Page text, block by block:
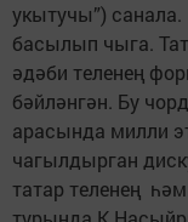
укытучы”)
басылып чыга.
әдәби теленең
бәйләнгән. Бу
арасында милли
чагылдырган
татар теленең